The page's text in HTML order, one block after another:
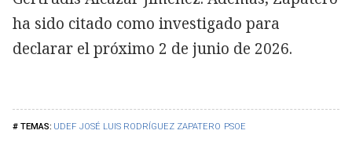
UDEF JOSÉ LUIS RODRÍGUEZ ZAPATERO PSOE
ha sido citado como investigado para
declarar el próximo 2 de junio de 2026.